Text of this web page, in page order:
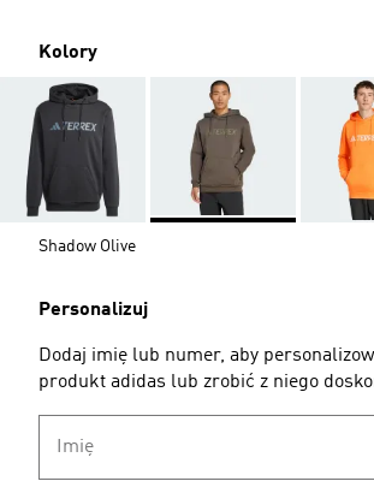
Kolory
Shadow Olive
Personalizuj
Dodaj imię lub numer, aby
produkt adidas lub zrobić z niego
Imię